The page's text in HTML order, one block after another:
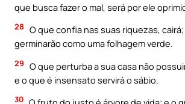
que busca fazer o mal, será por ele
28 O que confia nas suas riquezas,
germinarão como uma folhagem verde.
29 O que perturba a sua casa não
e o que é insensato servirá o sábio.
30